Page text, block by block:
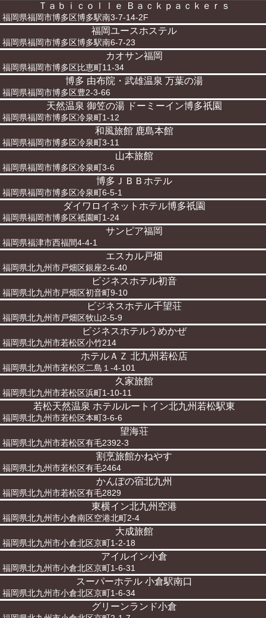
Ｔａｂｉｃｏｌｌｅ Ｂａｃｋｐａｃｋｅｒｓ
福岡県福岡市博多区博多駅南3-7-14-2F
福岡ユースホステル
福岡県福岡市博多区博多駅南6-7-23
カオサン福岡
福岡県福岡市博多区比恵町11-34
博多 由布院・武雄温泉 万葉の湯
福岡県福岡市博多区豊2-3-66
天然温泉 御笠の湯 ドーミーイン博多祇園
福岡県福岡市博多区冷泉町1-12
和風旅館 鹿島本館
福岡県福岡市博多区冷泉町3-11
山本旅館
福岡県福岡市博多区冷泉町3-6
博多ＪＢＢホテル
福岡県福岡市博多区冷泉町6-5-1
ダイワロイネットホテル博多祇園
福岡県福岡市博多区祗園町1-24
サンピア福岡
福岡県福津市西福間4-4-1
エスカル戸畑
福岡県北九州市戸畑区銀座2-6-40
ビジネスホテル初音
福岡県北九州市戸畑区初音町9-10
ビジネスホテル千望荘
福岡県北九州市戸畑区牧山2-5-9
ビジネスホテルうめかぜ
福岡県北九州市若松区小竹214
ホテルＡＺ 北九州若松店
福岡県北九州市若松区二島１-4-101
久家旅館
福岡県北九州市若松区浜町1-10-11
若松天然温泉 ホテルルートイン北九州若松駅東
福岡県北九州市若松区本町3-6-6
望海荘
福岡県北九州市若松区有毛2392-3
割烹旅館かねやす
福岡県北九州市若松区有毛2464
かんぽの宿北九州
福岡県北九州市若松区有毛2829
東横イン北九州空港
福岡県北九州市小倉南区空港北町2-4
大成旅館
福岡県北九州市小倉北区京町1-2-18
アイルイン小倉
福岡県北九州市小倉北区京町1-6-31
スーパーホテル 小倉駅南口
福岡県北九州市小倉北区京町1-6-34
グリーンランド小倉